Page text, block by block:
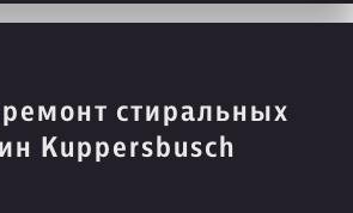
стиральных
Kuppersbusch